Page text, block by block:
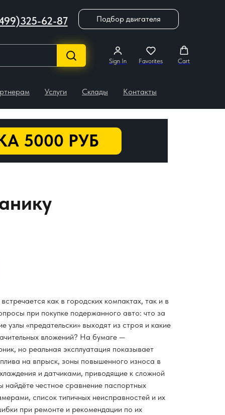
62-87 Подбор двигателя
Sign In Favorites Cart
Услуги Склады Контакты
5000 РУБ
как в городских компактах, так и в
при покупке подержанного авто: что за
узлы «предательски» выходят из строя и какие
вложений? На бумаге —
но реальная эксплуатация показывает
на впрыск, зоны повышенного износа в
и датчиками, приводящие к сложной
найдёте честное сравнение паспортных
список типичных неисправностей и их
при ремонте и рекомендации по их